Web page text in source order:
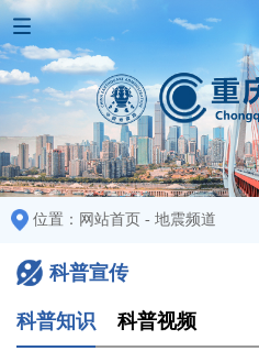
位置： 网站首页 - 地震频道
科普宣传
科普知识 科普视频